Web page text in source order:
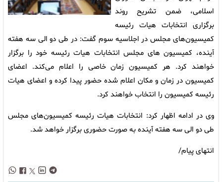
اسلامی، ضمن تشریح روند
برگزاری انتخابات هیات رئیسه
کمیسیون‌های مجلس در اجلاسیه سوم گفت: در طی دو الی سه هفته
آینده، کمیسیون های مجلس انتخابات هیات رئیسه خود را برگزار
خواهند کرد. هر کمیسیون زمان خاصی را اعلام می‌کند. اعضای
کمیسیون در زمان و مکان اعلام شده حضور پیدا کرده و اعضای هیات
رئیسه کمیسیون را انتخاب خواهند کرد.
وی در ادامه اظهار کرد: انتخابات هیات رئیسه کمیسیون‌های مجلس
طی دو الی سه هفته آینده به صورت حضوری برگزار خواهد شد.
انتهای پیام/